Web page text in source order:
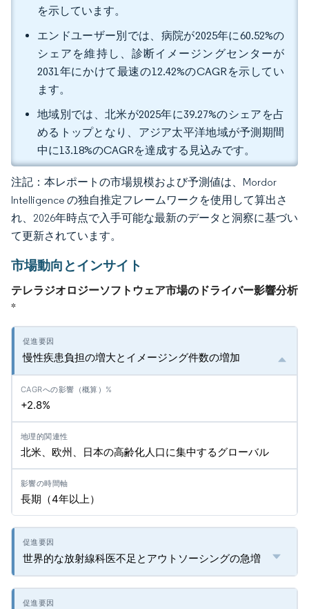
を示しています。
エンドユーザー別では、病院が2025年に60.52%の
シェアを維持し、診断イメージングセンターが
2031年にかけて最速の12.42%のCAGRを示してい
ます。
地域別では、北米が2025年に39.27%のシェアを占
めるトップとなり、アジア太平洋地域が予測期間
中に13.18%のCAGRを達成する見込みです。
注記：本レポートの市場規模および予測値は、Mordor
Intelligence の独自推定フレームワークを使用して算出さ
れ、2026年時点で入手可能な最新のデータと洞察に基づい
て更新されています。
市場動向とインサイト
テレラジオロジーソフトウェア市場のドライバー影響分析
*
慢性疾患負担の増大とイメージング件数の増加
+2.8%
北米、欧州、日本の高齢化人口に集中するグローバル
長期（4年以上）
世界的な放射線科医不足とアウトソーシングの急増